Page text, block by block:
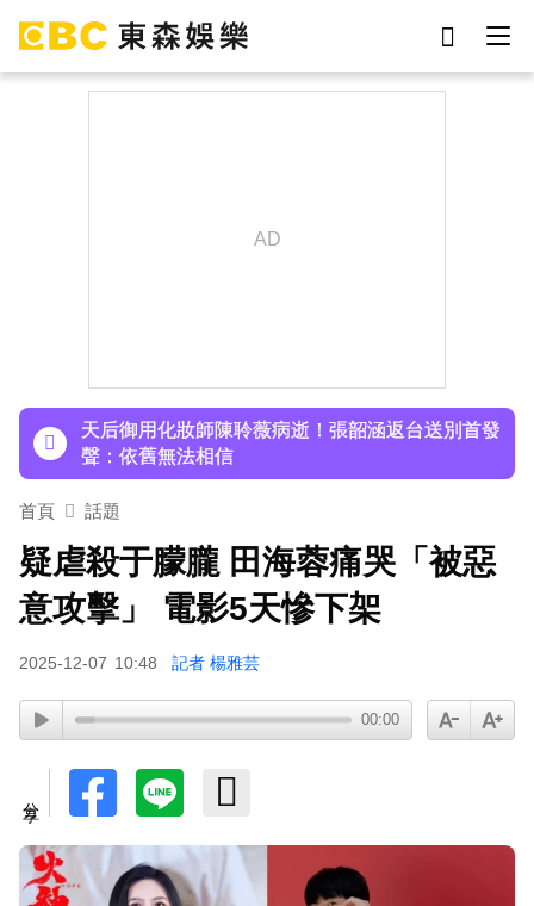
下載東森App，隨時掌握天下大小事！
企劃」二伯IG也更新
天后御用化妝師陳聆薇病逝！張韶涵返台送別首發
聲：依舊無法相信
下載東森App，隨時掌握天下大小事！
遭前夫割頸脅迫！「兇版李毓芬」陷養套殺慘賠
2000萬 2度遇感情詐騙
首頁 話題
疑虐殺于朦朧 田海蓉痛哭「被惡
意攻擊」 電影5天慘下架
2025-12-07 10:48 記者 楊雅芸
00:00